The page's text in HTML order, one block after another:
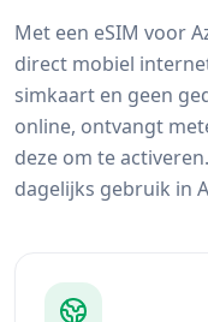
Met een eSIM voor
direct mobiel
simkaart en geen
online, ontvangt
deze om te
dagelijks gebruik in